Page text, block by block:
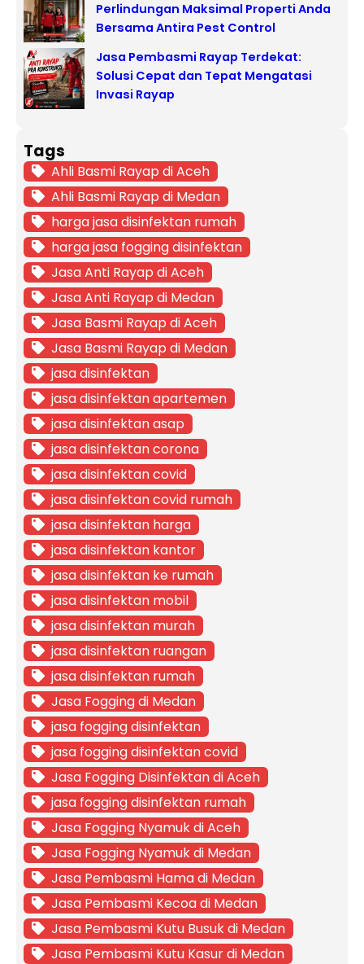
Perlindungan Maksimal Properti Anda
Bersama Antira Pest Control
Jasa Pembasmi Rayap Terdekat:
Solusi Cepat dan Tepat Mengatasi
Invasi Rayap
Tags
Ahli Basmi Rayap di Aceh
Ahli Basmi Rayap di Medan
harga jasa disinfektan rumah
harga jasa fogging disinfektan
Jasa Anti Rayap di Aceh
Jasa Anti Rayap di Medan
Jasa Basmi Rayap di Aceh
Jasa Basmi Rayap di Medan
jasa disinfektan
jasa disinfektan apartemen
jasa disinfektan asap
jasa disinfektan corona
jasa disinfektan covid
jasa disinfektan covid rumah
jasa disinfektan harga
jasa disinfektan kantor
jasa disinfektan ke rumah
jasa disinfektan mobil
jasa disinfektan murah
jasa disinfektan ruangan
jasa disinfektan rumah
Jasa Fogging di Medan
jasa fogging disinfektan
jasa fogging disinfektan covid
Jasa Fogging Disinfektan di Aceh
jasa fogging disinfektan rumah
Jasa Fogging Nyamuk di Aceh
Jasa Fogging Nyamuk di Medan
Jasa Pembasmi Hama di Medan
Jasa Pembasmi Kecoa di Medan
Jasa Pembasmi Kutu Busuk di Medan
Jasa Pembasmi Kutu Kasur di Medan